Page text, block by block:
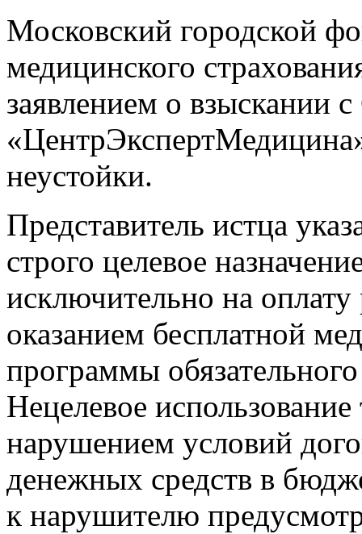
Московский городской
медицинского
заявлением о взыскании
неустойки.
Представитель истца
строго целевое
исключительно на оплату
оказанием бесплатной
программы
Нецелевое
нарушением условий
денежных средств в
к нарушителю